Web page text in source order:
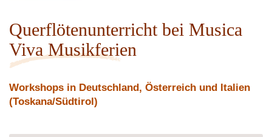
Querflötenunterricht bei Musica
Viva Musikferien
Workshops in Deutschland, Österreich und Italien
(Toskana/Südtirol)